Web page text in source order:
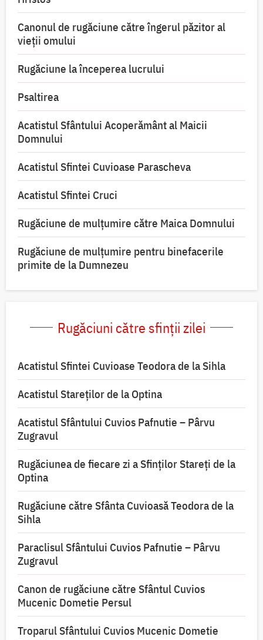
Canonul de rugăciune către îngerul păzitor al
vieții omului
Rugăciune la începerea lucrului
Psaltirea
Acatistul Sfântului Acoperământ al Maicii
Domnului
Acatistul Sfintei Cuvioase Parascheva
Acatistul Sfintei Cruci
Rugăciune de mulţumire către Maica Domnului
Rugăciune de mulțumire pentru binefacerile
primite de la Dumnezeu
Rugăciuni către sfinții zilei
Acatistul Sfintei Cuvioase Teodora de la Sihla
Acatistul Stareţilor de la Optina
Acatistul Sfântului Cuvios Pafnutie – Pârvu
Zugravul
Rugăciunea de fiecare zi a Sfinților Stareți de la
Optina
Rugăciune către Sfânta Cuvioasă Teodora de la
Sihla
Paraclisul Sfântului Cuvios Pafnutie – Pârvu
Zugravul
Canon de rugăciune către Sfântul Cuvios
Mucenic Dometie Persul
Troparul Sfântului Cuvios Mucenic Dometie